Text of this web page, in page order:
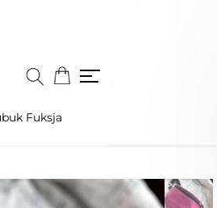
Fuksja